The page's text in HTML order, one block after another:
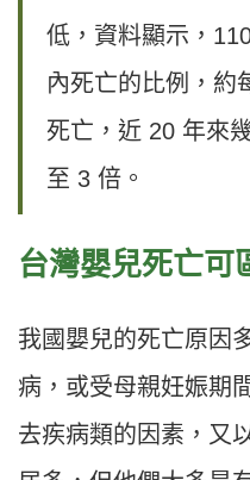
低，資料顯示，
內死亡的比例，約
死亡，近 20 年來
至 3 倍。
台灣嬰兒死亡可
我國嬰兒的死亡原因
病，或受母親妊娠期
去疾病類的因素，又